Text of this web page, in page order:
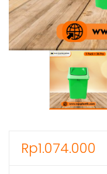
Rp1.074.000